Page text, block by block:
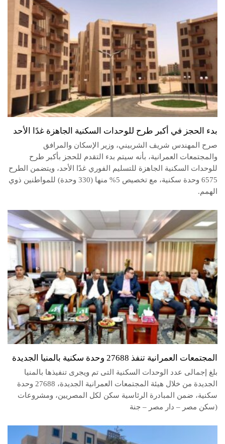
بدء الحجز في أكبر طرح للوحدات السكنية الجاهزة غدًا الأحد
صرح المهندس شريف الشربيني، وزير الإسكان والمرافق
والمجتمعات العمرانية، بأنه سيتم بدء التقدم للحجز بأكبر طرح
للوحدات السكنية الجاهزة للتسليم الفوري غدًا الأحد، ويتضمن الطرح
6575 وحدة سكنية، مع تخصيص 5% منها (330 وحدة) للمواطنين ذوي
الهمم.
المجتمعات العمرانية تنفذ 27688 وحدة سكنية بالمنيا الجديدة
بلغ إجمالى عدد الوحدات السكنية التى تم ويجرى تنفيذها بالمنيا
الجديدة من خلال هيئة المجتمعات العمرانية الجديدة، 27688 وحدة
سكنية، ضمن المبادرة الرئاسية سكن لكل المصريين، ومشروعات
(سكن مصر – دار مصر – جنة